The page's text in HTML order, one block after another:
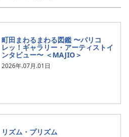
町田まわるまわる図鑑 〜パリコ
レッ！ギャラリー・アーティストイ
ンタビュー〜 ＜MAJIO＞
2026年.07月.01日
リズム・プリズム